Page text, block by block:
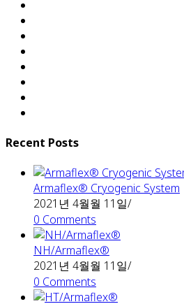
Recent Posts
Armaflex® Cryogenic System
2021년 4월월 11일/
0 Comments
NH/Armaflex®
2021년 4월월 11일/
0 Comments